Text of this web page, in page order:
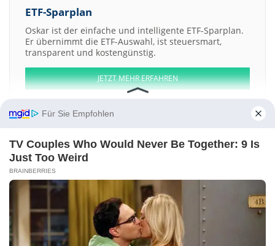
ETF-Sparplan
Oskar ist der einfache und intelligente ETF-Sparplan.
Er übernimmt die ETF-Auswahl, ist steuersmart,
transparent und kostengünstig.
JETZT MEHR ERFAHREN
Aktien ATX DAX EuroStoxx 50 Dow Jones NASDAQ 100 Nikkei 225
Weitere Aktien:
buch.de internetstores Cinemedia Film
CTS Eventim
DICOM Group
Kontakt
Impressum-Werbung- Barrierefreiheit
Sitemap -Datenschutz-Disclaimer-AGB-Privatsphäre-Einstellungen
Für Sie Empfohlen
TV Couples Who Would Never Be Together: 9 Is
Just Too Weird
BRAINBERRIES